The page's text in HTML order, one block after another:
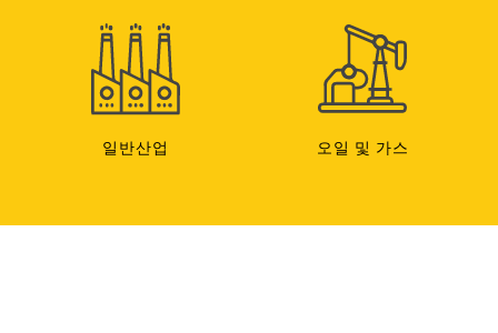
일반산업 오일 및 가스